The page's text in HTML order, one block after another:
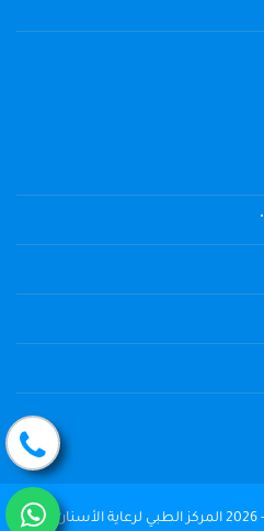
جميع الحقوق محفوظة © 2004 - 2026 المركز الطبي لرعاية الأسنان The